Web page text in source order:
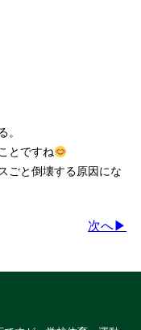
。
とですね
ごと倒壊する原因にな
次へ▶